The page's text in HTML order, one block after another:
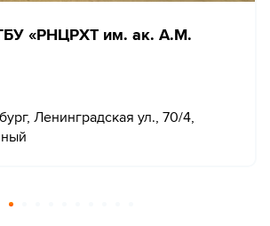
«РНЦРХТ им. ак. А.М.
Ленинградская ул., 70/4,